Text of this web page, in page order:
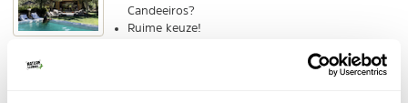
Candeeiros?
Ruime keuze!